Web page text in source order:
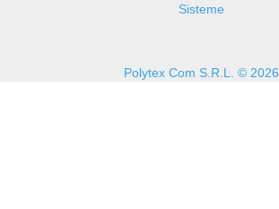
Sisteme
Polytex Com S.R.L. © 2026